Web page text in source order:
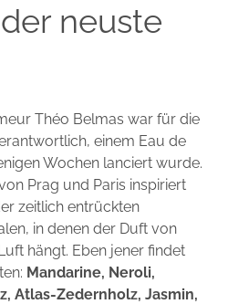
neuste
Théo Belmas war für die
einem Eau de
Wochen lanciert wurde.
Prag und Paris inspiriert
zeitlich entrückten
in denen der Duft von
hängt. Eben jener findet
Mandarine, Neroli,
Atlas-Zedernholz, Jasmin,